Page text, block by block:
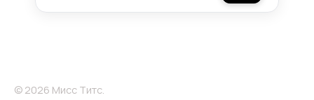
записей
© 2026 Мисс Титс.